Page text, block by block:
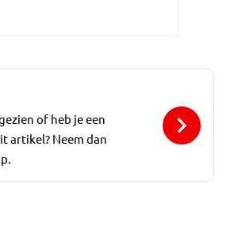
of heb je een
artikel? Neem dan